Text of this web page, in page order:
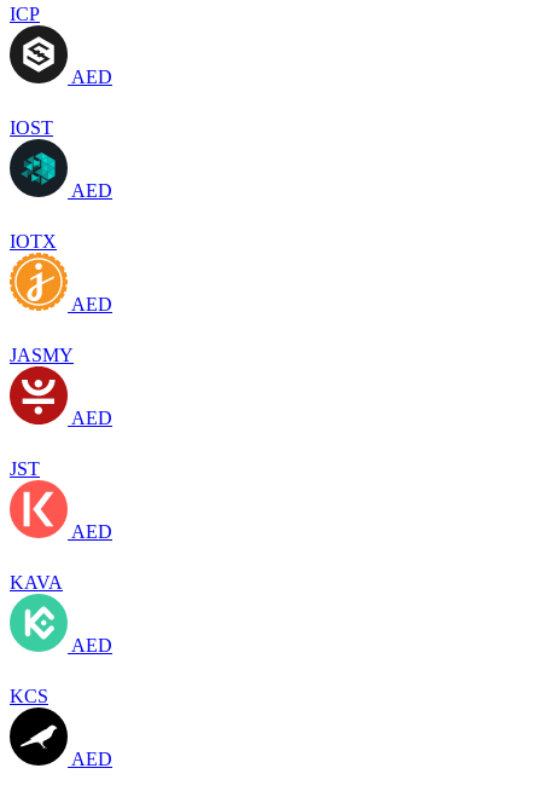
ICP
AED
IOST
AED
IOTX
AED
JASMY
AED
JST
AED
KAVA
AED
KCS
AED